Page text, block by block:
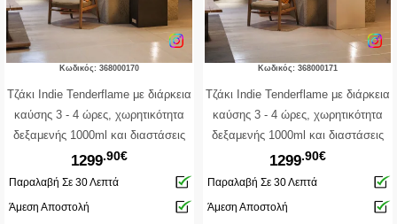
Κωδικός: 368000170
Τζάκι Indie Tenderflame με διάρκεια
καύσης 3 - 4 ώρες, χωρητικότητα
δεξαμενής 1000ml και διαστάσεις
50x34x170cm - Black
1299.90€
Παραλαβή Σε 30 Λεπτά
Άμεση Αποστολή
Κωδικός: 368000171
Τζάκι Indie Tenderflame με διάρκεια
καύσης 3 - 4 ώρες, χωρητικότητα
δεξαμενής 1000ml και διαστάσεις
50x34x170cm - White
1299.90€
Παραλαβή Σε 30 Λεπτά
Άμεση Αποστολή